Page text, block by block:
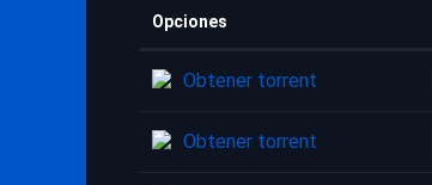
Opciones
Obtener torrent
Obtener torrent